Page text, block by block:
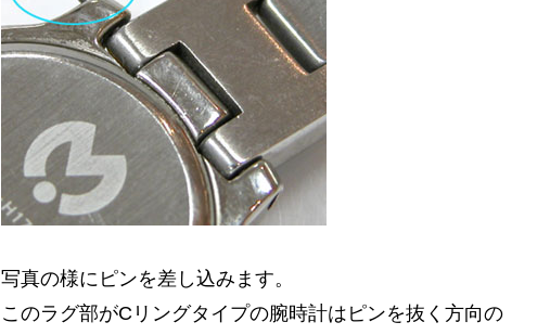
写真の様にピンを差し込みます。
このラグ部がCリングタイプの腕時計はピンを抜く方向の